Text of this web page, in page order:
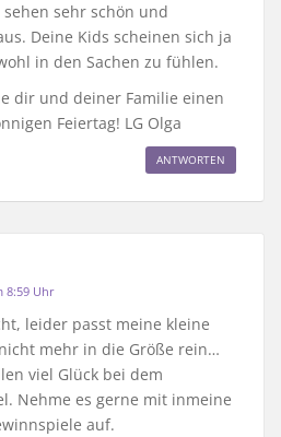
sehen sehr schön und
Deine Kids scheinen sich ja
in den Sachen zu fühlen.
dir und deiner Familie einen
Feiertag! LG Olga
ANTWORTEN
8:59 Uhr
leider passt meine kleine
mehr in die Größe rein…
viel Glück bei dem
Nehme es gerne mit inmeine
auf.